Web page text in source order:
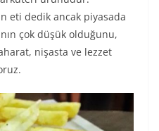
eti dedik ancak piyasada
çok düşük olduğunu,
nişasta ve lezzet